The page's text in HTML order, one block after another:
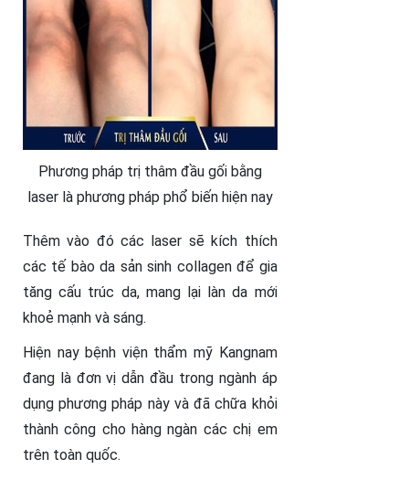
Phương pháp trị thâm đầu gối bằng
laser là phương pháp phổ biến hiện nay
Thêm vào đó các laser sẽ kích thích
các tế bào da sản sinh collagen để gia
tăng cấu trúc da, mang lại làn da mới
khoẻ mạnh và sáng.
Hiện nay bệnh viện thẩm mỹ Kangnam
đang là đơn vị dẫn đầu trong ngành áp
dụng phương pháp này và đã chữa khỏi
thành công cho hàng ngàn các chị em
trên toàn quốc.